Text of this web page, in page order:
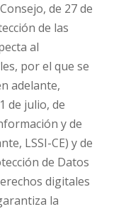
de 27 de
de las
al
por el que se
adelante,
de julio, de
y de
LSSI-CE) y de
de Datos
digitales
la